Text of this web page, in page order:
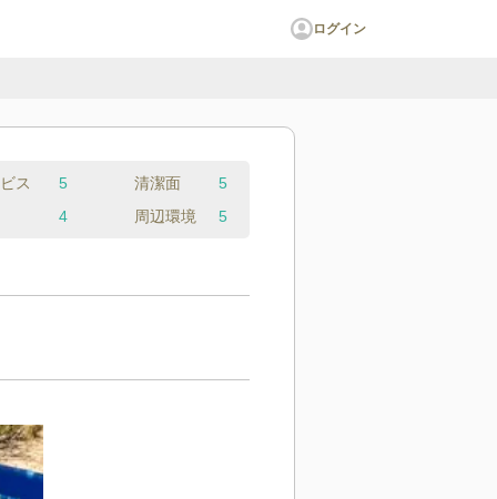
ログイン
ス 5 清潔面
5
4
周辺環境 5